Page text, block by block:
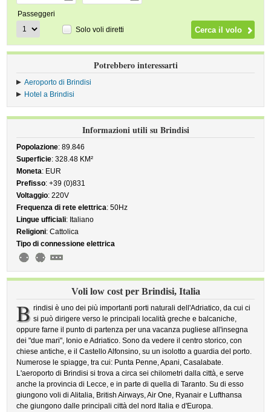
Passeggeri
Solo voli diretti
Potrebbero interessarti
Aeroporto di Brindisi
Hotel a Brindisi
Informazioni utili su Brindisi
Popolazione: 89.846
Superficie: 328.48 KM²
Moneta: EUR
Prefisso: +39 (0)831
Voltaggio: 220V
Frequenza di rete elettrica: 50Hz
Lingue ufficiali: Italiano
Religioni: Cattolica
Tipo di connessione elettrica
Voli low cost per Brindisi, Italia
B rindisi è uno dei più importanti porti naturali dell'Adriatico, da cui ci
si può dirigere verso le principali località greche e balcaniche,
oppure farne il punto di partenza per una vacanza pugliese all'insegna
dei "due mari", Ionio e Adriatico. Sono da vedere il centro storico, con
chiese antiche, e il Castello Alfonsino, su un isolotto a guardia del porto.
Numerose le spiagge, tra cui: Punta Penne, Apani, Casalabate.
L'aeroporto di Brindisi si trova a circa sei chilometri dalla città, e serve
anche la provincia di Lecce, e in parte di quella di Taranto. Su di esso
giungono voli di Alitalia, British Airways, Air One, Ryanair e Lufthansa
che giungono dalle principali città del nord Italia e d'Europa.